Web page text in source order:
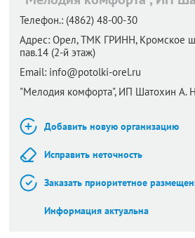
Телефон.: (4862) 48-00-30
Адрес: Орел,ТМК ГРИНН, Кромское
пав.14 (2-й этаж)
Email: info@potolki-orel.ru
"Мелодия комфорта", ИП Шатохин А.
Добавить новую организацию
Исправить неточность
Заказать приоритетное
Информация актуальна